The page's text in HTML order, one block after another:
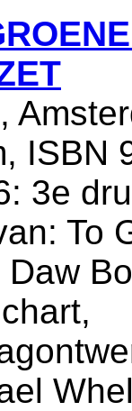
ISBN
3e
To
Daw